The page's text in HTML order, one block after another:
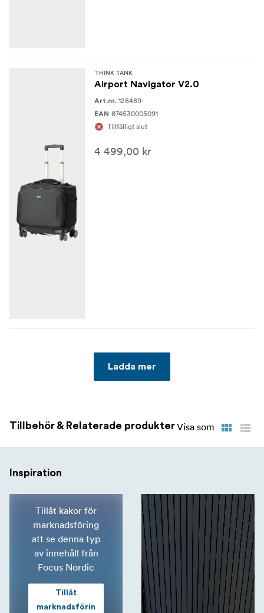
3-lagers bunden nylontråd
THINK TANK
Airport Navigator V2.0
Art.nr. 128489
EAN 874530005091
Tillfälligt slut
4 499,00 kr
Ladda mer
Tillbehör & Relaterade produkterVisa som
Inspiration
Tillåt kakor för
marknadsföring
att se denna typ
av innehåll från
Focus Nordic
Tillåt
marknadsförin